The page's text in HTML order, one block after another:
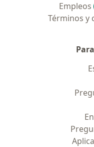
Empleos
Términos y